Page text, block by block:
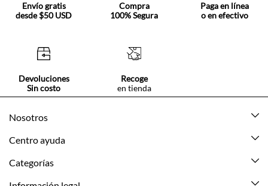
Envío gratis
desde $50 USD
Compra
100% Segura
Paga en línea
o en efectivo
Devoluciones
Sin costo
Recoge
en tienda
Nosotros
Acerca de Tennis
Centro ayuda
Mis pedidos
Categorías
Nuevo